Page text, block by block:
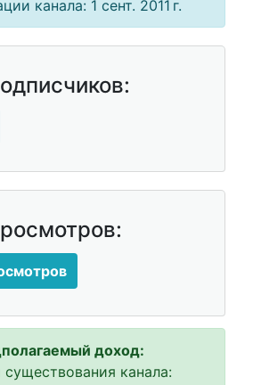
канала: 1 сент. 2011 г.
доход:
канала: